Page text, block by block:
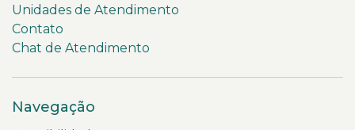
Unidades de Atendimento
Contato
Chat de Atendimento
Navegação